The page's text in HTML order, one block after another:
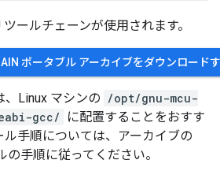
ールチェーンが使用されます。
ポータブル アーカイブをダウンロード
、Linux マシンの /opt/gnu-mcu-
gcc/
に配置することをおすす
ル手順については、アーカイブの
の手順に従ってください。